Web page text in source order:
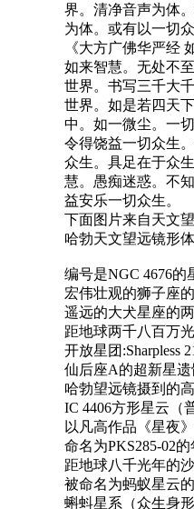
界。清净音声为体
为体。或有以一切
《大方广佛华严经
如来智慧。无处不
世界。书写三千大
世界。如是若四天
中。如一微尘。一
令得饶益一切众生
众生。具足在于众
慧。愚痴迷惑。不
益安乐一切众生。
下面图片来自天文
哈勃天文望远镜形
编号是NGC 4676的
宏伟壮观的狮子座
遥远的大犬星座的
距地球两千八百万
开放星团:Sharpless
仙后座A的超新星
哈勃望远镜摄到的
IC 4406方形星云（
以凡高作品《星夜
命名为PKS285-02
距地球八千光年的
被命名为蚂蚁星云
蝌蚪星系（众生身形